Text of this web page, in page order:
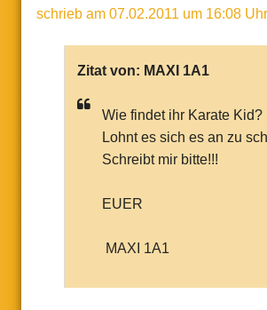
schrieb am 07.02.2011 um 16:08 Uhr
Zitat von: MAXI 1A1
Wie findet ihr Karate Kid?
Lohnt es sich es an zu
Schreibt mir bitte!!!
EUER
MAXI 1A1